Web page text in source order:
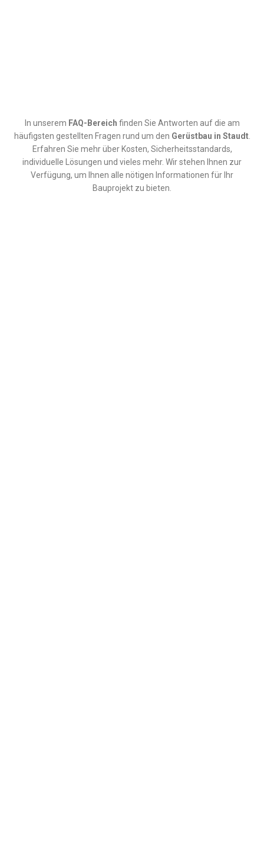
In unserem FAQ-Bereich finden Sie Antworten auf die am
häufigsten gestellten Fragen rund um den Gerüstbau in Staudt.
Erfahren Sie mehr über Kosten, Sicherheitsstandards,
individuelle Lösungen und vieles mehr. Wir stehen Ihnen zur
Verfügung, um Ihnen alle nötigen Informationen für Ihr
Bauprojekt zu bieten.